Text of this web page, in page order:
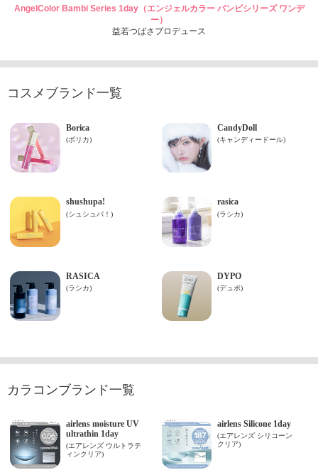
AngelColor Bambi Series 1day（エンジェルカラー バンビシリーズ ワンデ
ー）
益若つばさプロデュース
コスメブランド一覧
カラコンブランド一覧